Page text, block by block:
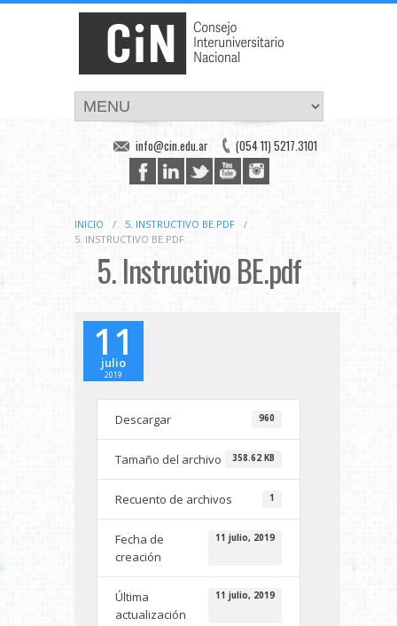
(054 11) 5217.3101
info@cin.edu.ar
INICIO / 5. INSTRUCTIVO BE.PDF
/
5. INSTRUCTIVO BE.PDF
5. Instructivo BE.pdf
11
julio
2019
Descargar 960
Tamaño del archivo 358.62 KB
Recuento de archivos 1
Fecha de
creación
11 julio, 2019
Última
actualización
11 julio, 2019